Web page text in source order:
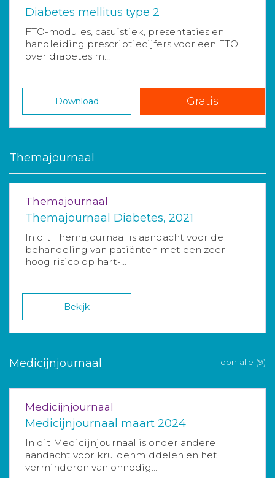
Diabetes mellitus type 2
FTO-modules, casuïstiek, presentaties en
handleiding prescriptiecijfers voor een FTO
over diabetes m...
Download Gratis
Themajournaal
Themajournaal
Themajournaal Diabetes, 2021
In dit Themajournaal is aandacht voor de
behandeling van patiënten met een zeer
hoog risico op hart-...
Bekijk
Medicijnjournaal Toon alle (9)
Medicijnjournaal
Medicijnjournaal maart 2024
In dit Medicijnjournaal is onder andere
aandacht voor kruidenmiddelen en het
verminderen van onnodig...